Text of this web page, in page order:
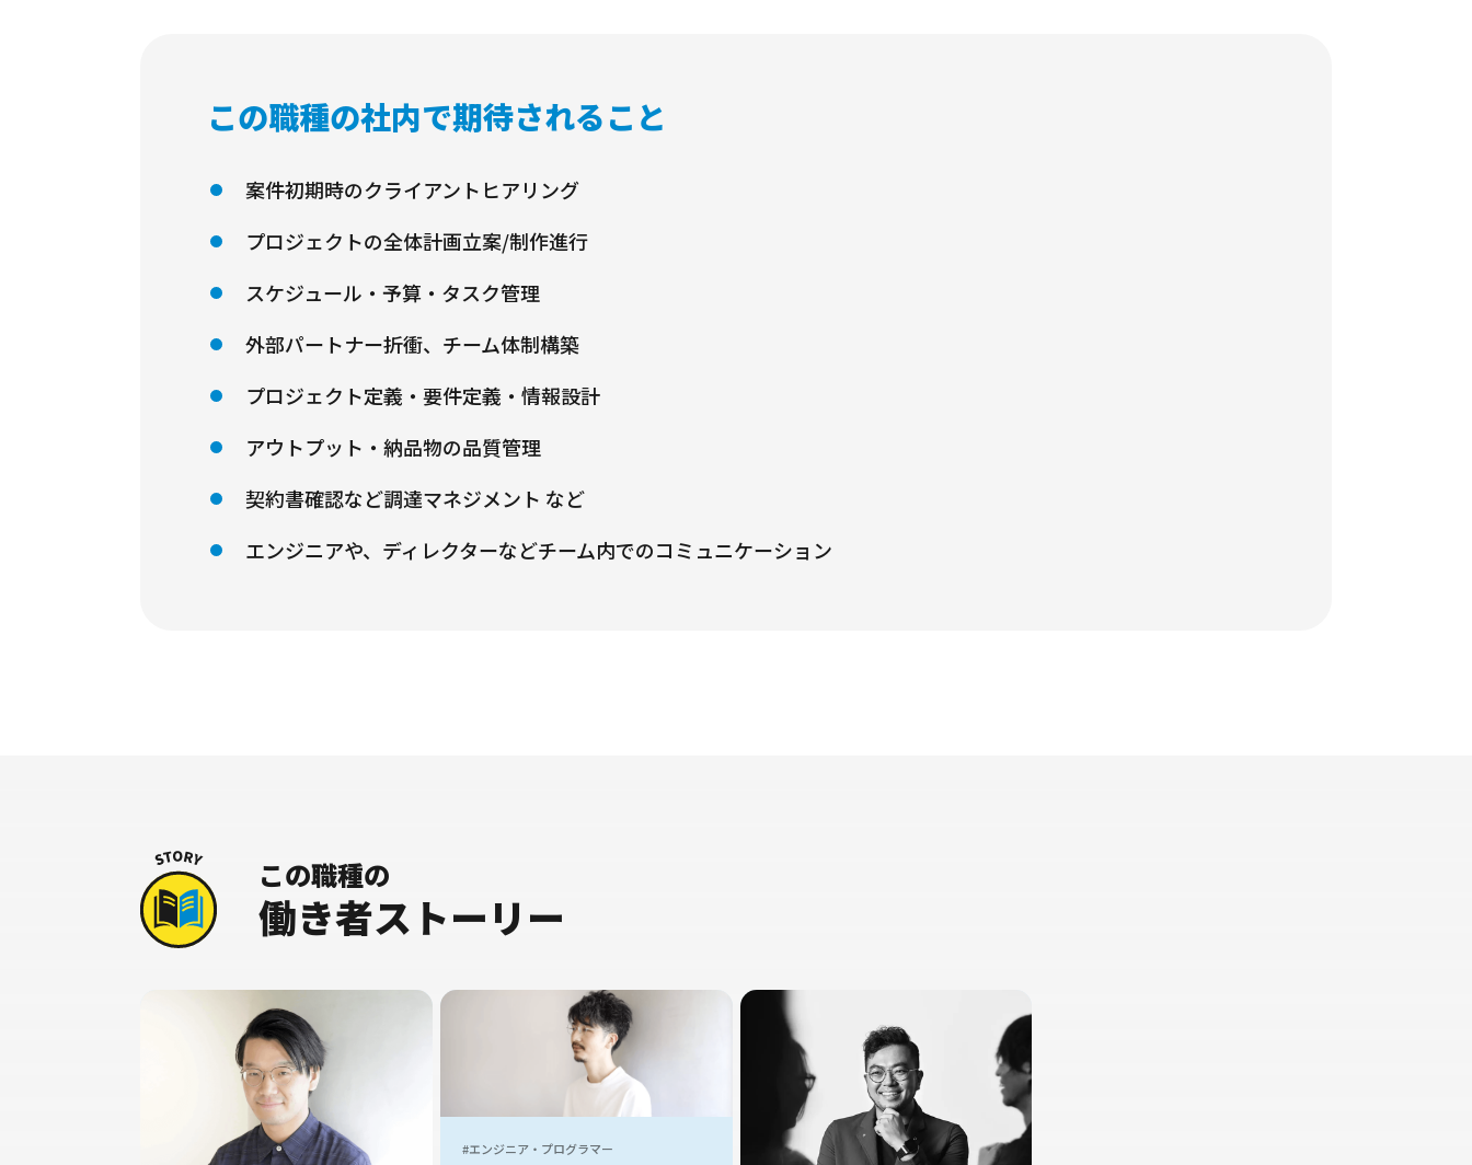
この職種の社内で期待されること
案件初期時のクライアントヒアリング
プロジェクトの全体計画立案/制作進行
スケジュール・予算・タスク管理
外部パートナー折衝、チーム体制構築
プロジェクト定義・要件定義・情報設計
アウトプット・納品物の品質管理
契約書確認など調達マネジメント など
エンジニアや、ディレクターなどチーム内でのコミュニケーション
この職種の
働き者ストーリー
#エンジニア・プログラマー